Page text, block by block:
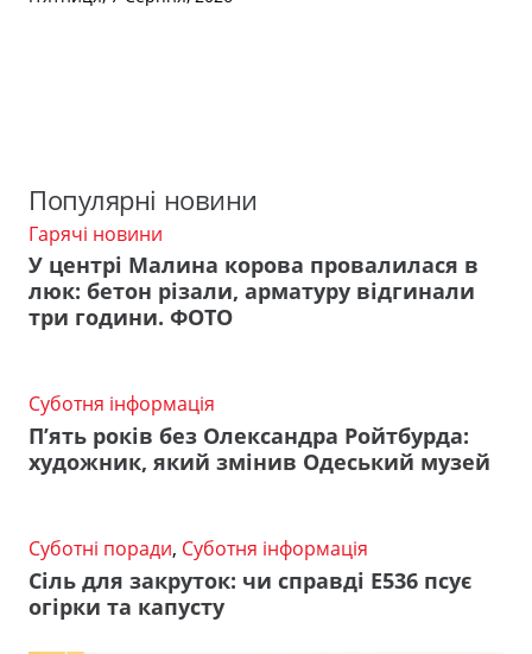
Популярні новини
Гарячі новини
У центрі Малина корова провалилася в
люк: бетон різали, арматуру відгинали
три години. ФОТО
Суботня інформація
П’ять років без Олександра Ройтбурда:
художник, який змінив Одеський музей
Суботні поради, Суботня інформація
Сіль для закруток: чи справді Е536 псує
огірки та капусту